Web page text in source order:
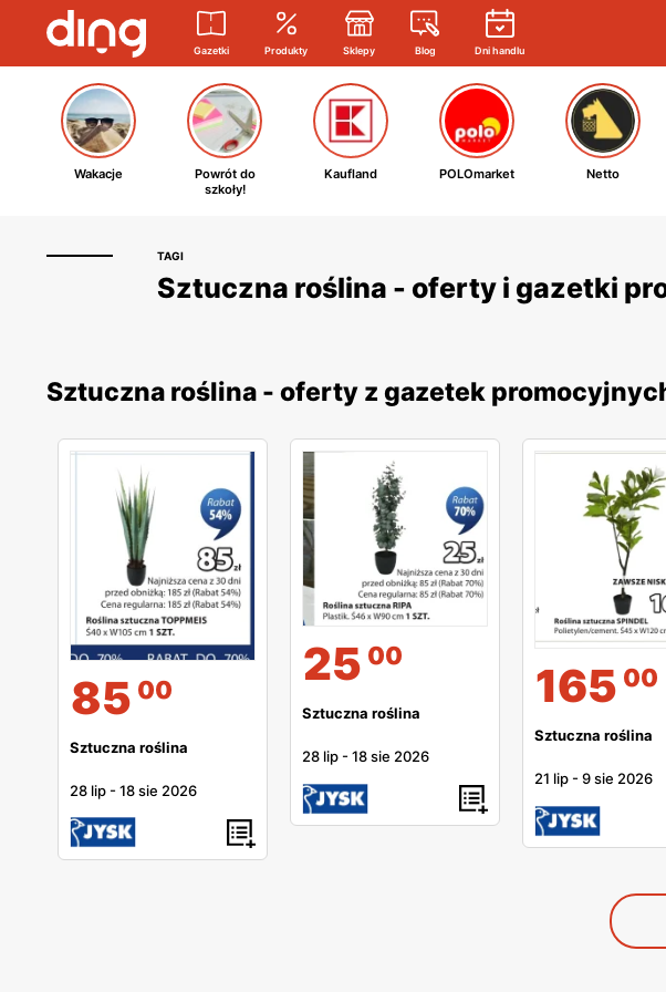
Gazetki Produkty Sklepy Blog Dni handlu
Wakacje
Powrót do
szkoły!
Kaufland POLOmarket Netto
TAGI
Sztuczna roślina - oferty i gazetki
Sztuczna roślina - oferty z gazetek
85 00
Sztuczna roślina
28 lip -18 sie 2026
25 00
Sztuczna roślina
28 lip -18 sie 2026
165 00
Sztuczna roślina
21 lip -9 sie 2026